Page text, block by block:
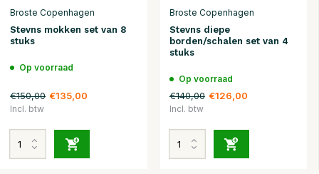
Broste Copenhagen
Stevns mokken set van 8
stuks
Op voorraad
€150,00 €135,00
Incl. btw
Broste Copenhagen
Stevns diepe
borden/schalen set van 4
stuks
Op voorraad
€140,00 €126,00
Incl. btw